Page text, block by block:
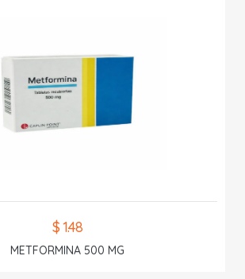
$ 1.48
METFORMINA 500 MG